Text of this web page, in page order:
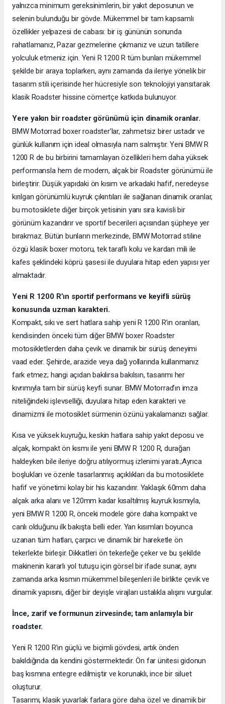
yalnızca minimum gereksinimlerin, bir yakıt deposunun ve
selenin bulunduğu bir gövde. Mükemmel bir tam kapsamlı
özellikler yelpazesi de cabası: bir iş gününün sonunda
rahatlamanız, Pazar gezmelerine çıkmanız ve uzun tatillere
yolculuk etmeniz için. Yeni R 1200 R tüm bunları mükemmel
şekilde bir araya toplarken, aynı zamanda da ileriye yönelik bir
tasarım stili içerisinde her hücresiyle son teknolojiyi yansıtarak
klasik Roadster hissine cömertçe katkıda bulunuyor.
Yere yakın bir roadster görünümü için dinamik oranlar.
BMW Motorrad boxer roadster’lar, zahmetsiz birer ustadır ve
günlük kullanım için ideal olmasıyla nam salmıştır. Yeni BMW R
1200 R de bu birbirini tamamlayan özellikleri hem daha yüksek
performansla hem de modern, alçak bir Roadster görünümü ile
birleştirir. Düşük yapıdaki ön kısım ve arkadaki hafif, neredeyse
kırılgan görünümlü kuyruk çıkıntıları ile sağlanan dinamik oranlar,
bu motosiklete diğer birçok yetisinin yanı sıra kavisli bir
görünüm kazandırır ve sportif becerileri açısından şüpheye yer
bırakmaz. Bütün bunların merkezinde, BMW Motorrad stiline
özgü klasik boxer motoru, tek taraflı kolu ve kardan mili ile
kafes şeklindeki köprü şasesi ile duyulara hitap eden yapısı yer
almaktadır.
Yeni R 1200 R’ın sportif performans ve keyifli sürüş
konusunda uzman karakteri.
Kompakt, sıkı ve sert hatlara sahip yeni R 1200 R’ın oranları,
kendisinden önceki tüm diğer BMW boxer Roadster
motosikletlerden daha çevik ve dinamik bir sürüş deneyimi
vaad eder. Şehirde, arazide veya dağ yollarında kullanmanız
fark etmez; hangi açıdan bakılırsa bakılsın, tasarımı her
kıvrımıyla tam bir sürüş keyfi sunar. BMW Motorrad’ın imza
niteliğindeki işlevselliği, duyulara hitap eden karakteri ve
dinamizmi ile motosiklet sürmenin özünü yakalamanızı sağlar.
Kısa ve yüksek kuyruğu, keskin hatlara sahip yakıt deposu ve
alçak, kompakt ön kısmı ile yeni BMW R 1200 R, durağan
haldeyken bile ileriye doğru atılıyormuş izlenimi yaratı.;Ayrıca
boşlukları ve özenle tasarlanmış açıklıkları da bu motosiklete
hafif ve yönetimi kolay bir his kazandırır. Yaklaşık 60mm daha
alçak arka alanı ve 120mm kadar kısaltılmış kuyruk kısmıyla,
yeni BMW R 1200 R, önceki modele göre daha kompakt ve
canlı olduğunu ilk bakışta belli eder. Yan kısımları boyunca
uzanan tüm hatları, çarpıcı ve dinamik bir hareketle ön
tekerlekte birleşir. Dikkatleri ön tekerleğe çeker ve bu şekilde
makinenin kararlı yol tutuşu için görsel bir ifade sunar, aynı
zamanda arka kısmın mükemmel bileşenleri ile birlikte çevik ve
dinamik yapısını, diğer bir deyişle virajları ustalıkla alışını vurgular.
İnce, zarif ve formunun zirvesinde; tam anlamıyla bir
roadster.
Yeni R 1200 R’ın güçlü ve biçimli gövdesi, artık önden
bakıldığında da kendini göstermektedir. Ön far ünitesi gidonun
baş kısmına entegre edilmiştir ve korunaklı, ince bir siluet
oluşturur.
Tasarımı, klasik yuvarlak farlara göre daha özel ve dinamik bir